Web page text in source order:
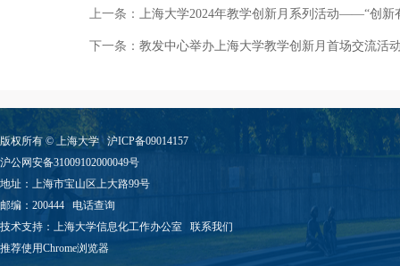
上一条： 上海大学2024年教学创新月系列活动——“创新
下一条： 教发中心举办上海大学教学创新月首场交流活
版权所有 ©上海大学
沪ICP备09014157
沪公网安备31009102000049号
地址：上海市宝山区上大路99号
邮编：200444 电话查询
技术支持： 上海大学信息化工作办公室 联系我们
推荐使用Chrome浏览器